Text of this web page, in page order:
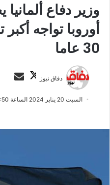
وزير دفاع
أوروبا تواجه
30 عاما
دفاق نيوز
ت
ب
ل
س
ر
ا
السبت 20 يناير 2024 الساعة 1:50 ص